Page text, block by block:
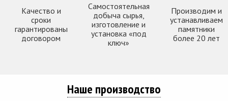
Качество и
сроки
гарантированы
договором
Самостоятельная
добыча сырья,
изготовление и
установка «под
ключ»
Производим и
устанавливаем
памятники
более 20 лет
Наше производство